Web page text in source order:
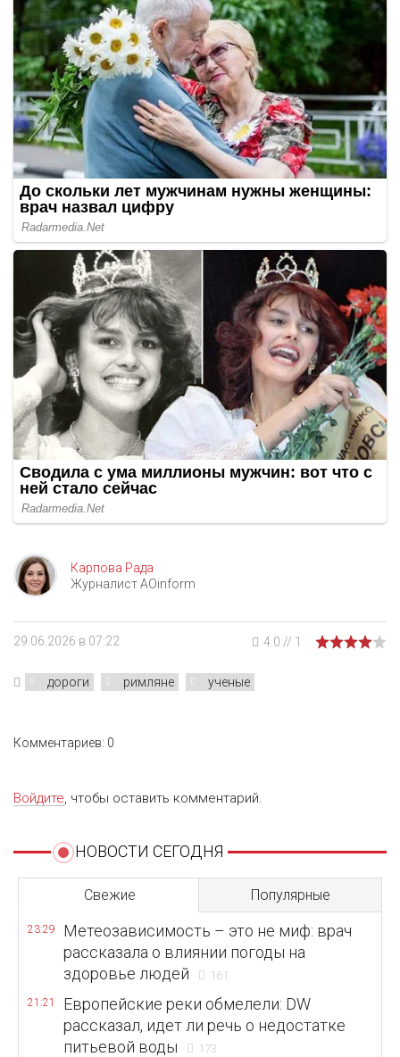
Карпова Рада
Журналист AOinform
29.06.2026 в 07:22 4.0 // 1
дороги римляне ученые
Комментариев: 0
Войдите, чтобы оставить комментарий.
НОВОСТИ СЕГОДНЯ
Свежие Популярные
23:29
Метеозависимость – это не миф: врач
рассказала о влиянии погоды на
здоровье людей
161
21:21
Европейские реки обмелели: DW
рассказал, идет ли речь о недостатке
питьевой воды
173